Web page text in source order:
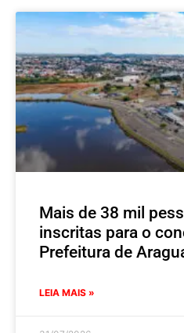
Mais de 38 mil
inscritas para o
Prefeitura de
LEIA MAIS »